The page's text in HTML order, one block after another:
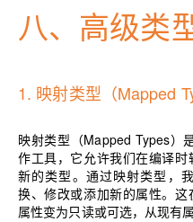
八、 高级类
1. 映射类型（Mapped
映射类型（Mapped Types）
作工具，它允许我们在编译
新的类型。通过映射类型，
换、修改或添加新的属性。
属性变为只读或可选，从现有